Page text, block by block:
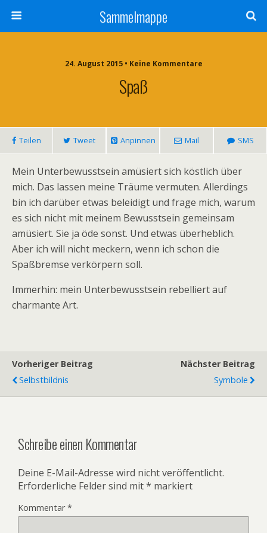
Sammelmappe
24. August 2015 • Keine Kommentare
Spaß
Teilen Tweet Anpinnen Mail SMS
Mein Unterbewusstsein amüsiert sich köstlich über
mich. Das lassen meine Träume vermuten. Allerdings
bin ich darüber etwas beleidigt und frage mich, warum
es sich nicht mit meinem Bewusstsein gemeinsam
amüsiert. Sie ja öde sonst. Und etwas überheblich.
Aber ich will nicht meckern, wenn ich schon die
Spaßbremse verkörpern soll.
Immerhin: mein Unterbewusstsein rebelliert auf
charmante Art.
Vorheriger Beitrag
Selbstbildnis
Nächster Beitrag
Symbole
Schreibe einen Kommentar
Deine E-Mail-Adresse wird nicht veröffentlicht.
Erforderliche Felder sind mit* markiert
Kommentar*